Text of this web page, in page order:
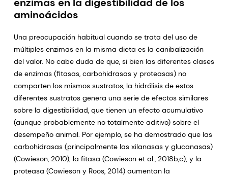
enzimas en la digestibilidad de los
aminoácidos
Una preocupación habitual cuando se trata del uso de
múltiples enzimas en la misma dieta es la canibalización
del valor. No cabe duda de que, si bien las diferentes clases
de enzimas (fitasas, carbohidrasas y proteasas) no
comparten los mismos sustratos, la hidrólisis de estos
diferentes sustratos genera una serie de efectos similares
sobre la digestibilidad, que tienen un efecto acumulativo
(aunque probablemente no totalmente aditivo) sobre el
desempeño animal. Por ejemplo, se ha demostrado que las
carbohidrasas (principalmente las xilanasas y glucanasas)
(Cowieson, 2010); la fitasa (Cowieson et al., 2018b,c); y la
proteasa (Cowieson y Roos, 2014) aumentan la